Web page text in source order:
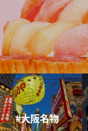
#大阪名物